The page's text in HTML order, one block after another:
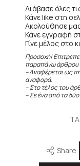
Διάβασε όλες
Κάνε like στη
Ακολούθησε
Κάνε εγγραφή
Γίνε μέλος στο
Προσοχή!
παραπάνω άρθρου
– Αναφέρεται ως
αναφορά.
– Στο τέλος του
– Σε ένα από τα
Share